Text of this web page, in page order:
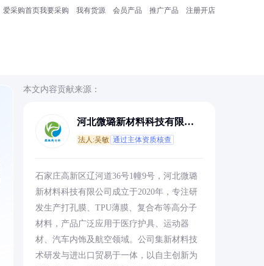
爱采购首页我要采购 我有货源 会员产品 推广产品 注册开店
本文内容贡献来源：
河北微璐新材料科技有限公
法人:吴敏 通过主体资质核查
石家庄高新区辽河道36号1幢9号，河北微璐
新材料科技有限公司成立于2020年，专注研
发生产打孔膜、TPU薄膜、复合布等高分子
材料，产品广泛应用于医疗护具、运动器
材、汽车内饰及航空领域。公司集新材料技
术研发与进出口贸易于一体，以自主创新为